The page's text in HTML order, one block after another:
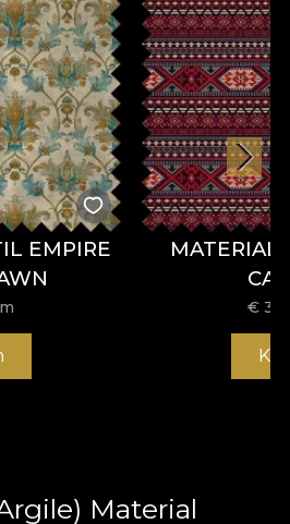
EMPIRE
MATERIAL
€
Material